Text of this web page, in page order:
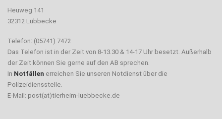
Heuweg 141
32312 Lübbecke
Telefon: (05741) 7472
Das Telefon ist in der Zeit von 8-13.30 & 14-17 Uhr besetzt. Außerhalb
der Zeit können Sie gerne auf den AB sprechen.
In Notfällen erreichen Sie unseren Notdienst über die
Polizeidiensstelle.
E-Mail: post(at)tierheim-luebbecke.de